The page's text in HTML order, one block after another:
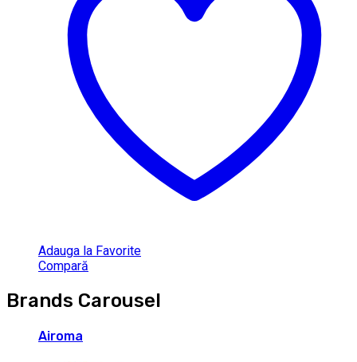
Adauga la Favorite
Compară
Brands Carousel
Airoma